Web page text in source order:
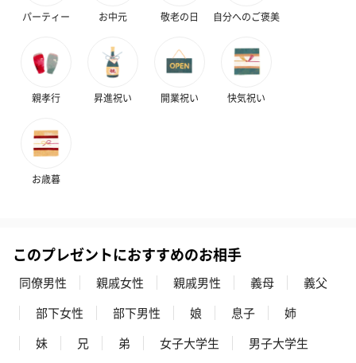
パーティー お中元 敬老の日 自分へのご褒美
親孝行 昇進祝い 開業祝い 快気祝い
お歳暮
このプレゼントにおすすめのお相手
同僚男性 親戚女性 親戚男性 義母
義父
部下女性
部下男性 娘 息子
姉
妹
兄 弟 女子大学生
男子大学生